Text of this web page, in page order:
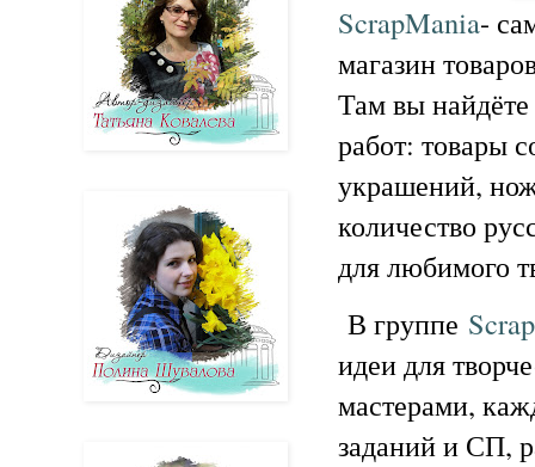
ScrapMania-
магазин
Там вы
работ: товары
украшений,
количество
для любимого
В группе
идеи для
мастерами,
заданий и СП,